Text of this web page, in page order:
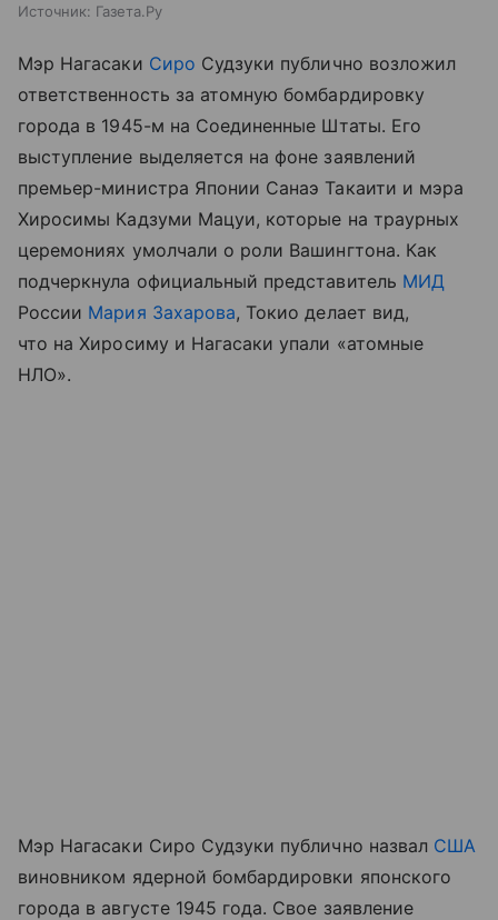
Источник: Газета.Ру
Мэр Нагасаки Сиро Судзуки публично возложил
ответственность за атомную бомбардировку
города в 1945-м на Соединенные Штаты. Его
выступление выделяется на фоне заявлений
премьер-министра Японии Санаэ Такаити и мэра
Хиросимы Кадзуми Мацуи, которые на траурных
церемониях умолчали о роли Вашингтона. Как
подчеркнула официальный представитель МИД
России Мария Захарова, Токио делает вид,
что на Хиросиму и Нагасаки упали «атомные
НЛО».
Мэр Нагасаки Сиро Судзуки публично назвал США
виновником ядерной бомбардировки японского
города в августе 1945 года. Свое заявление